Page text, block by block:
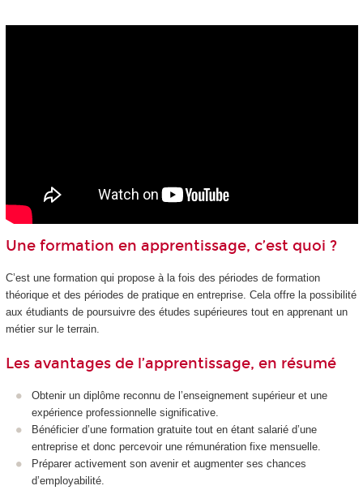
Une formation en apprentissage, c’est quoi ?
C’est une formation qui propose à la fois des périodes de formation
théorique et des périodes de pratique en entreprise. Cela offre la possibilité
aux étudiants de poursuivre des études supérieures tout en apprenant un
métier sur le terrain.
Les avantages de l’apprentissage, en résumé
Obtenir un diplôme reconnu de l’enseignement supérieur et une
expérience professionnelle significative.
Bénéficier d’une formation gratuite tout en étant salarié d’une
entreprise et donc percevoir une rémunération fixe mensuelle.
Préparer activement son avenir et augmenter ses chances
d’employabilité.